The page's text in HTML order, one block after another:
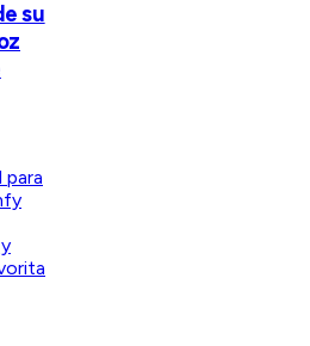
su